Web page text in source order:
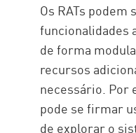
Os RATs podem
funcionalidades
de forma
recursos
necessário. Por
pode se firmar
de explorar o